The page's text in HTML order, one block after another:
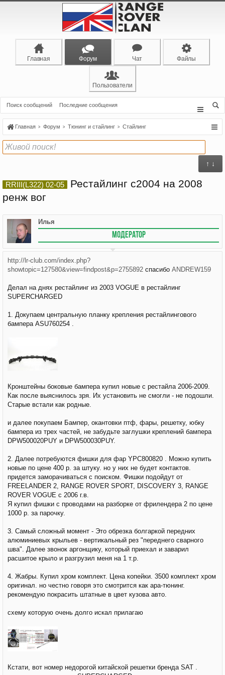
Главная Форум Чат Файлы
Пользователи
Поиск сообщений Последние сообщения
Главная Форум Тюнинг и стайлинг Стайлинг
↑ ↓
RRIII(L322) 02-05
Рестайлинг с2004 на 2008
ренж вог
Илья
МОДЕРАТОР
http://lr-club.com/index.php?
showtopic=127580&view=findpost&p=2755892 спасибо ANDREW159
Делал на днях рестайлинг из 2003 VOGUE в рестайлинг
SUPERCHARGED
1. Докупаем центральную планку крепления рестайлингового
бампера ASU760254 .
Кронштейны боковые бампера купил новые с рестайла 2006-2009.
Как после выяснилось зря. Их установить не смогли - не подошли.
Старые встали как родные.
и далее покупаем Бампер, окантовки птф, фары, решетку, юбку
бампера из трех частей, не забудьте заглушки креплений бампера
DPW500020PUY и DPW500030PUY.
2. Далее потребуются фишки для фар YPC800820 . Можно купить
новые по цене 400 р. за штуку. но у них не будет контактов.
придется заморачиваться с поиском. Фишки подойдут от
FREELANDER 2, RANGE ROVER SPORT, DISCOVERY 3, RANGE
ROVER VOGUE с 2006 г.в.
Я купил фишки с проводами на разборке от фрилендера 2 по цене
1000 р. за парочку.
3. Самый сложный момент - Это обрезка болгаркой передних
алюминиевых крыльев - вертикальный рез "переднего сварного
шва". Далее звонок аргонщику, который приехал и заварил
расшитое крыло и разгрузил меня на 1 т.р.
4. Жабры. Купил хром комплект. Цена копейки. 3500 комплект хром
оригинал. но честно говоря это смотрится как ара-тюнинг.
рекомендую покрасить штатные в цвет кузова авто.
схему которую очень долго искал прилагаю
Кстати, вот номер недорогой китайской решетки бренда SAT .